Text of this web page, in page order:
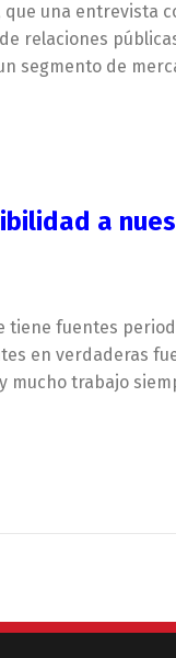
una entrevista
relaciones
segmento de
a
fuentes
en verdaderas
mucho trabajo